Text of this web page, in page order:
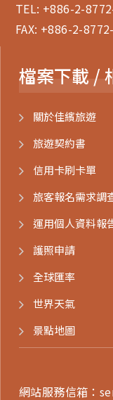
TEL: +886-2-
FAX: +886-2-
檔案下載 /
關於佳繽旅遊
旅遊契約書
信用卡刷卡單
旅客報名需求調
運用個人資料報
護照申請
全球匯率
世界天氣
景點地圖
網站服務信箱：